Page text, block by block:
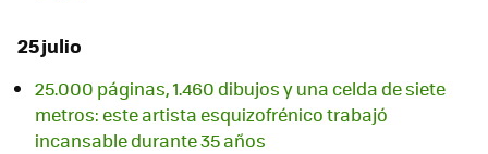
25 julio
25.000 páginas, 1.460 dibujos y una celda de siete
metros: este artista esquizofrénico trabajó
incansable durante 35 años